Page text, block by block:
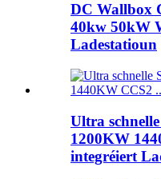
DC Wallbox
40kw 50kW
Ladestatioun
Ultra
1200KW
integréiert